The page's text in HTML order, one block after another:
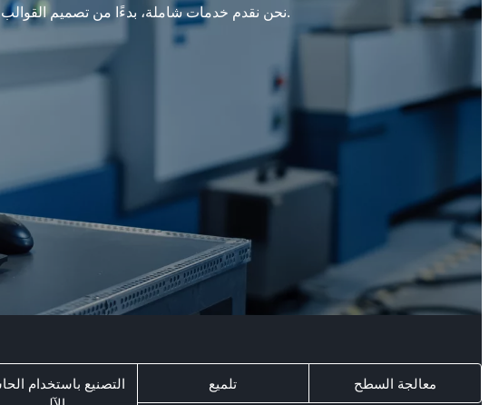
نحن نقدم خدمات شاملة، بدءًا من تصميم القوالب وإنتاجها، والصب بالقالب، والصب بالجاذبية، والتشغيل الآلي إلى المعالجة السطحية والتجميع.
التصنيع باستخدام
تلميع معالجة السطح